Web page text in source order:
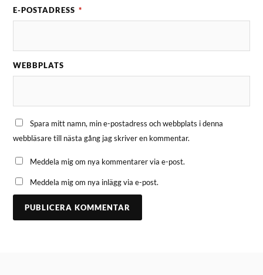
E-POSTADRESS *
WEBBPLATS
Spara mitt namn, min e-postadress och webbplats i denna
webbläsare till nästa gång jag skriver en kommentar.
Meddela mig om nya kommentarer via e-post.
Meddela mig om nya inlägg via e-post.